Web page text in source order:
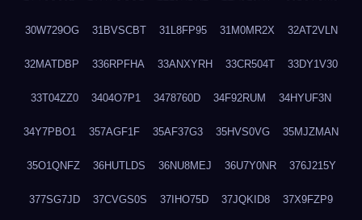
30W729OG 31BVSCBT 31L8FP95 31M0MR2X 32AT2VLN
32MATDBP 336RPFHA 33ANXYRH 33CR504T 33DY1V30
33T04ZZ0 3404O7P1 3478760D 34F92RUM 34HYUF3N
34Y7PBO1 357AGF1F 35AF37G3 35HVS0VG 35MJZMAN
35O1QNFZ 36HUTLDS 36NU8MEJ 36U7Y0NR 376J215Y
377SG7JD 37CVGS0S 37IHO75D 37JQKID8 37X9FZP9